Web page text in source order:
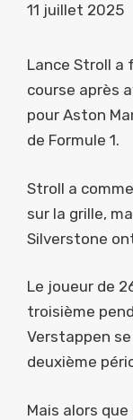
11 juillet 2025
Lance Stroll a
course après
pour Aston
de Formule 1.
Stroll a
sur la grille,
Silverstone
Le joueur de
troisième
Verstappen
deuxième
Mais alors